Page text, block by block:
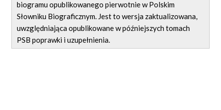
biogramu opublikowanego pierwotnie w Polskim
Słowniku Biograficznym. Jest to wersja zaktualizowana,
uwzględniająca opublikowane w późniejszych tomach
PSB poprawki i uzupełnienia.